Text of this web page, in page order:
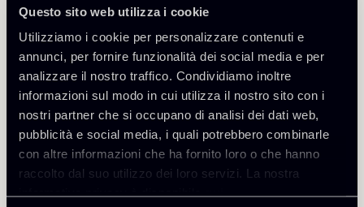
Questo sito web utilizza i cookie
Utilizziamo i cookie per personalizzare contenuti e
annunci, per fornire funzionalità dei social media e per
analizzare il nostro traffico. Condividiamo inoltre
informazioni sul modo in cui utilizza il nostro sito con i
nostri partner che si occupano di analisi dei dati web,
pubblicità e social media, i quali potrebbero combinarle
con altre informazioni che ha fornito loro o che hanno
raccolto dal suo utilizzo dei loro servizi. La nostra
informativa privacy è disponibilequi.
Torna agli Insights